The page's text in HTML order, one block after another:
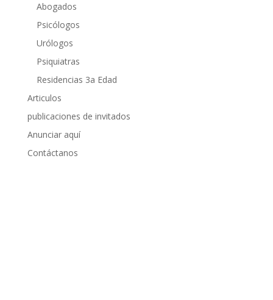
Abogados
Psicólogos
Urólogos
Psiquiatras
Residencias 3a Edad
Articulos
publicaciones de invitados
Anunciar aquí
Contáctanos